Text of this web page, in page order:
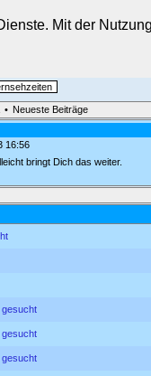
Mit der
• Neueste Beiträge
16:56
bringt Dich das weiter.
gesucht
gesucht
gesucht